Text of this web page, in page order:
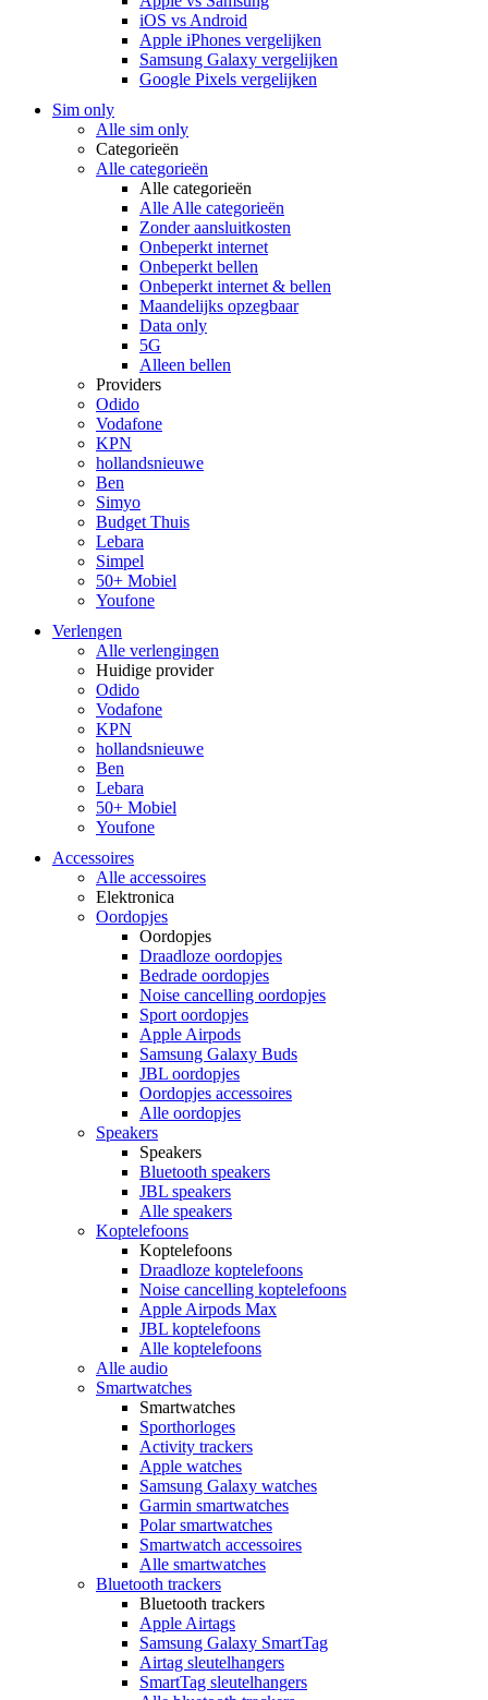
iOS vs Android
Apple iPhones vergelijken
Samsung Galaxy vergelijken
Google Pixels vergelijken
Sim only
Alle sim only
Categorieën
Alle categorieën
Alle categorieën
Alle Alle categorieën
Zonder aansluitkosten
Onbeperkt internet
Onbeperkt bellen
Onbeperkt internet & bellen
Maandelijks opzegbaar
Data only
5G
Alleen bellen
Providers
Odido
Vodafone
KPN
hollandsnieuwe
Ben
Simyo
Budget Thuis
Lebara
Simpel
50+ Mobiel
Youfone
Verlengen
Alle verlengingen
Huidige provider
Odido
Vodafone
KPN
hollandsnieuwe
Ben
Lebara
50+ Mobiel
Youfone
Accessoires
Alle accessoires
Elektronica
Oordopjes
Oordopjes
Draadloze oordopjes
Bedrade oordopjes
Noise cancelling oordopjes
Sport oordopjes
Apple Airpods
Samsung Galaxy Buds
JBL oordopjes
Oordopjes accessoires
Alle oordopjes
Speakers
Speakers
Bluetooth speakers
JBL speakers
Alle speakers
Koptelefoons
Koptelefoons
Draadloze koptelefoons
Noise cancelling koptelefoons
Apple Airpods Max
JBL koptelefoons
Alle koptelefoons
Alle audio
Smartwatches
Smartwatches
Sporthorloges
Activity trackers
Apple watches
Samsung Galaxy watches
Garmin smartwatches
Polar smartwatches
Smartwatch accessoires
Alle smartwatches
Bluetooth trackers
Bluetooth trackers
Apple Airtags
Samsung Galaxy SmartTag
Airtag sleutelhangers
SmartTag sleutelhangers